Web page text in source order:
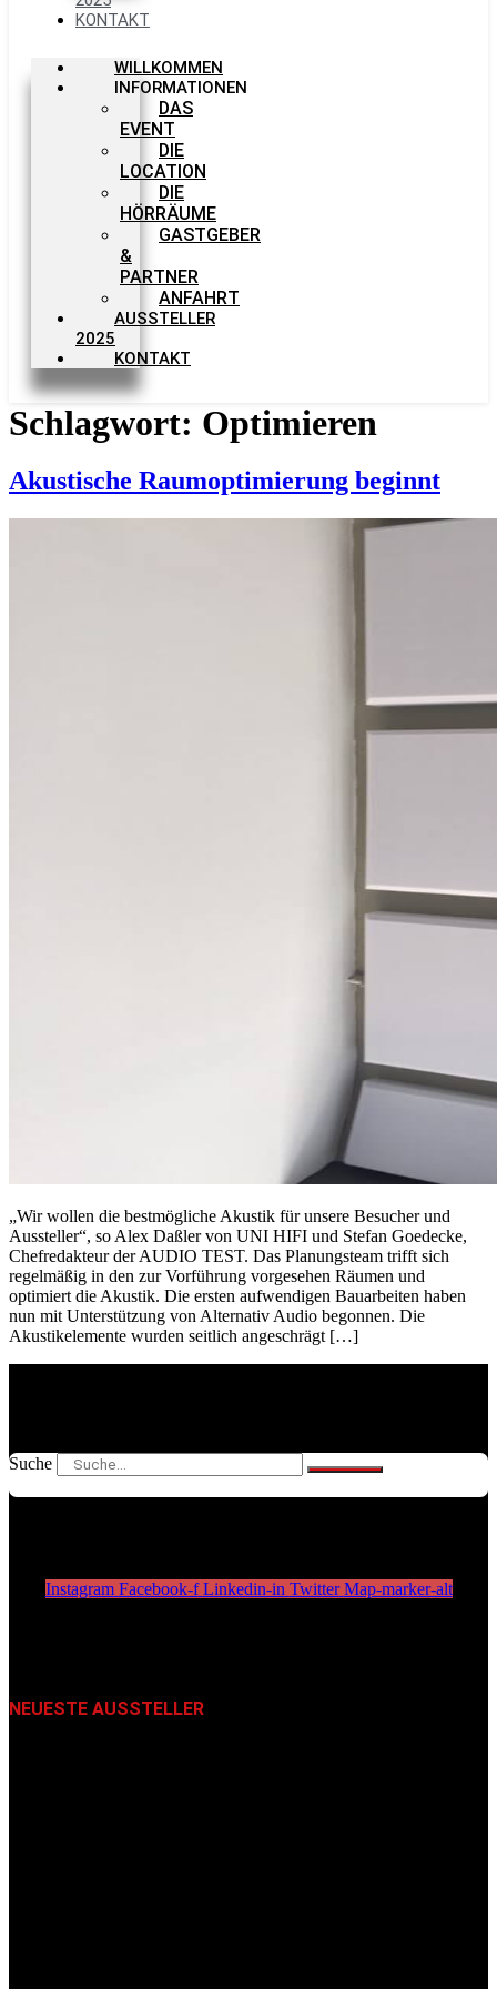
KONTAKT
WILLKOMMEN
INFORMATIONEN
DAS
EVENT
DIE
LOCATION
DIE
HÖRRÄUME
GASTGEBER
&
PARTNER
ANFAHRT
AUSSTELLER
2025
KONTAKT
Schlagwort: Optimieren
Akustische Raumoptimierung beginnt
„Wir wollen die bestmögliche Akustik für unsere Besucher und
Aussteller“, so Alex Daßler von UNI HIFI und Stefan Goedecke,
Chefredakteur der AUDIO TEST. Das Planungsteam trifft sich
regelmäßig in den zur Vorführung vorgesehen Räumen und
optimiert die Akustik. Die ersten aufwendigen Bauarbeiten haben
nun mit Unterstützung von Alternativ Audio begonnen. Die
Akustikelemente wurden seitlich angeschrägt […]
Suche
Instagram Facebook-f Linkedin-in Twitter Map-marker-alt
NEUESTE AUSSTELLER